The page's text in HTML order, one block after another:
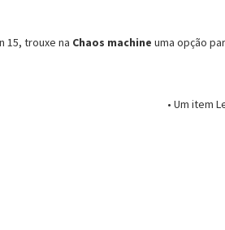
15, trouxe na Chaos machine uma opção
• Um item